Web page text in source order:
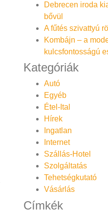
Debrecen iroda
bővül
A fűtés szivattyú
Kombájn – a
kulcsfontosságú
Kategóriák
Autó
Egyéb
Étel-Ital
Hírek
Ingatlan
Internet
Szállás-Hotel
Szolgáltatás
Tehetségkutató
Vásárlás
Címkék